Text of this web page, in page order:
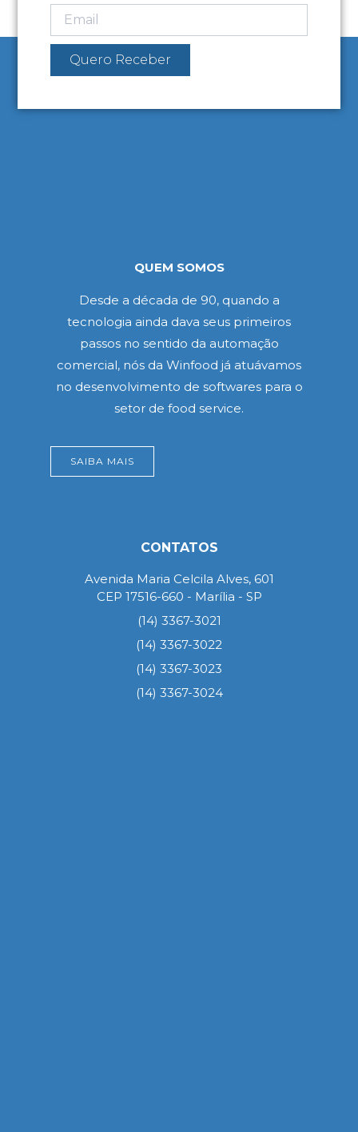
Quero Receber
QUEM SOMOS
Desde a década de 90, quando a
tecnologia ainda dava seus primeiros
passos no sentido da automação
comercial, nós da Winfood já atuávamos
no desenvolvimento de softwares para o
setor de food service.
SAIBA MAIS
CONTATOS
Avenida Maria Celcila Alves, 601
CEP 17516-660 - Marília - SP
(14) 3367-3021
(14) 3367-3022
(14) 3367-3023
(14) 3367-3024